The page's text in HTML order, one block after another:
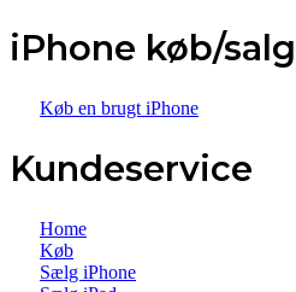
iPhone køb/salg
Køb en brugt iPhone
Kundeservice
Home
Køb
Sælg iPhone